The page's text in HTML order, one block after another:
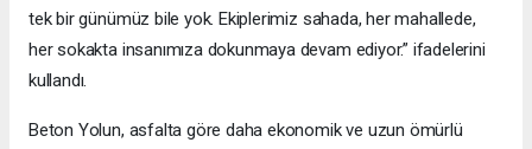
tek bir günümüz bile yok. Ekiplerimiz sahada, her mahallede,
her sokakta insanımıza dokunmaya devam ediyor.” ifadelerini
kullandı.
Beton Yolun, asfalta göre daha ekonomik ve uzun ömürlü